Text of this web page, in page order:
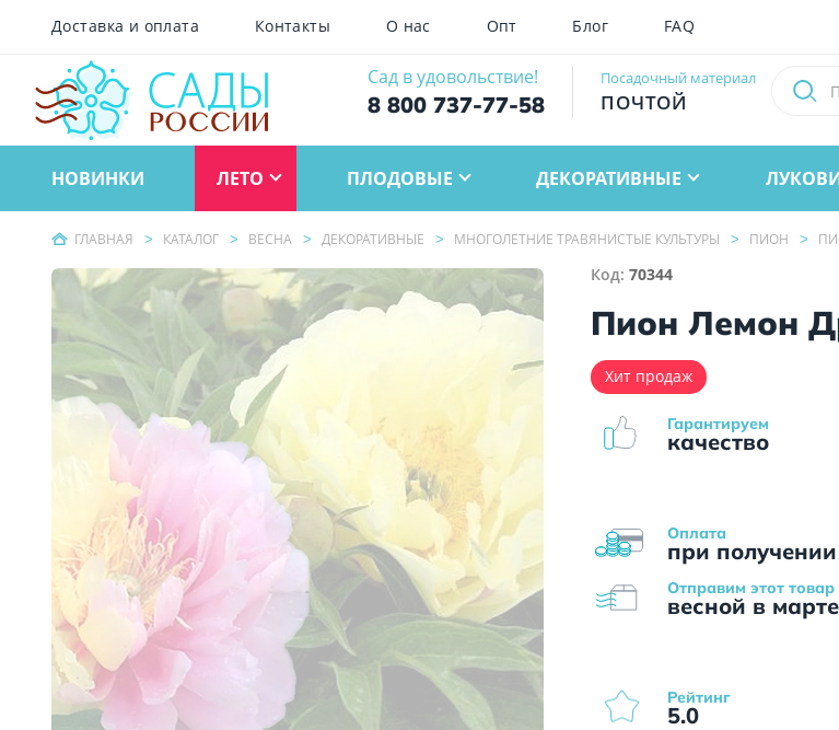
Доставка и оплата Контакты О нас Опт Блог FAQ
Сад в удовольствие!
8 800 737-77-58
Посадочный материал
ПОЧТОЙ
НОВИНКИ ЛЕТО ПЛОДОВЫЕ ДЕКОРАТИВНЫЕ
ГЛАВНАЯ КАТАЛОГ ВЕСНА ДЕКОРАТИВНЫЕ МНОГОЛЕТНИЕ ТРАВЯНИСТЫЕ КУЛЬТУРЫ ПИОН
Код:70344
Пион Лемон
Хит продаж
Оплата
при получении
Гарантируем
качество
Отправим этот товар
весной в
Рейтинг
5.0